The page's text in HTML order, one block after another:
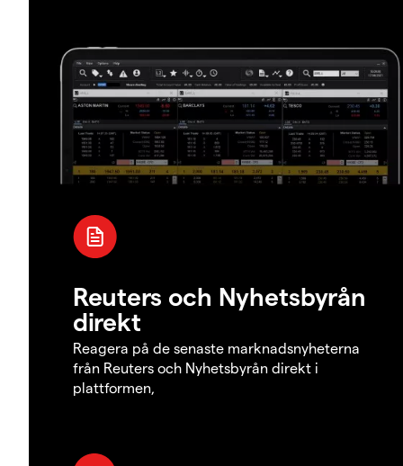
Reuters och Nyhetsbyrån
direkt
Reagera på de senaste marknadsnyheterna
från Reuters och Nyhetsbyrån direkt i
plattformen,